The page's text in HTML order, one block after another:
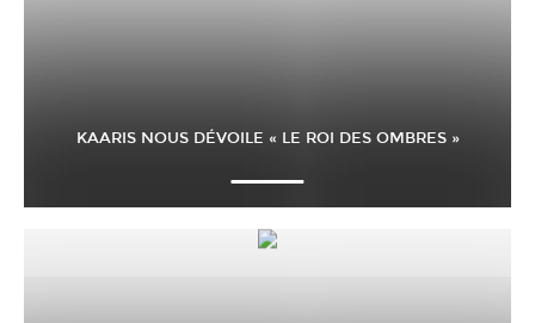
KAARIS NOUS DÉVOILE « LE ROI DES OMBRES »